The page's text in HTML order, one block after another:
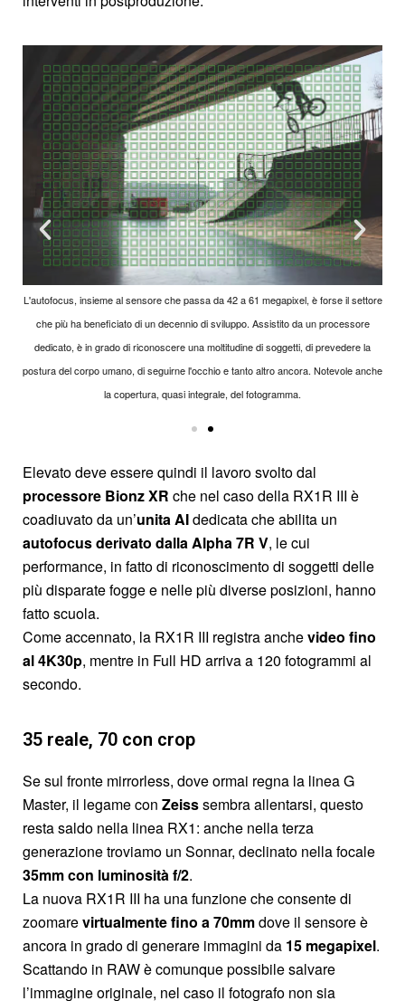
L'autofocus, insieme al sensore che passa da 42 a 61 megapixel, è forse il settore
che più ha beneficiato di un decennio di sviluppo. Assistito da un processore
dedicato, è in grado di riconoscere una moltitudine di soggetti, di prevedere la
postura del corpo umano, di seguirne l'occhio e tanto altro ancora. Notevole anche
la copertura, quasi integrale, del fotogramma.
Elevato deve essere quindi il lavoro svolto dal
processore Bionz XR che nel caso della RX1R III è
coadiuvato da un’unita AIdedicata che abilita un
autofocus derivato dalla Alpha 7R V, le cui
performance, in fatto di riconoscimento di soggetti delle
più disparate fogge e nelle più diverse posizioni, hanno
fatto scuola.
Come accennato, la RX1R III registra anchevideo fino
al 4K30p, mentre in Full HD arriva a 120 fotogrammi al
secondo.
35 reale, 70 con crop
Se sul fronte mirrorless, dove ormai regna la linea G
Master, il legame con Zeisssembra allentarsi, questo
resta saldo nella linea RX1: anche nella terza
generazione troviamo un Sonnar, declinato nella focale
35mm con luminosità f/2.
La nuova RX1R III ha una funzione che consente di
zoomarevirtualmente fino a 70mmdove il sensore è
ancora in grado di generare immagini da 15 megapixel.
Scattando in RAW è comunque possibile salvare
l’immagine originale, nel caso il fotografo non sia